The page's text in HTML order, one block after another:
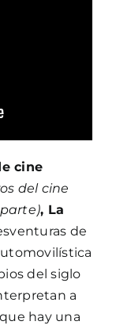
cine
del cine
, La
de
del siglo
a
hay una